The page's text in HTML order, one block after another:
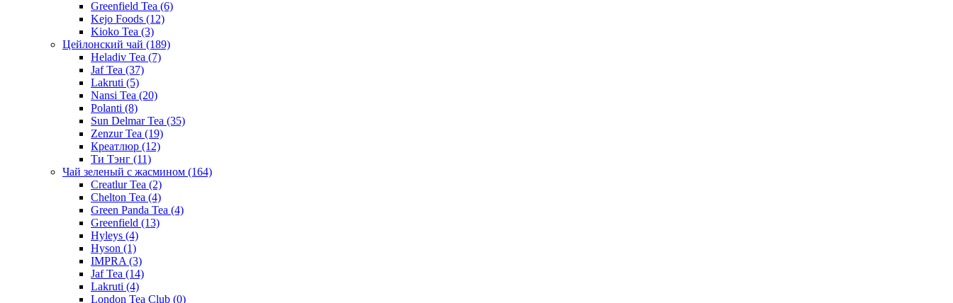
Greenfield Tea (6)
Kejo Foods (12)
Kioko Tea (3)
Цейлонский чай (189)
Heladiv Tea (7)
Jaf Tea (37)
Lakruti (5)
Nansi Tea (20)
Polanti (8)
Sun Delmar Tea (35)
Zenzur Tea (19)
Креатлюр (12)
Ти Тэнг (11)
Чай зеленый с жасмином (164)
Creatlur Tea (2)
Chelton Tea (4)
Green Panda Tea (4)
Greenfield (13)
Hyleys (4)
Hyson (1)
IMPRA (3)
Jaf Tea (14)
Lakruti (4)
London Tea Club (0)